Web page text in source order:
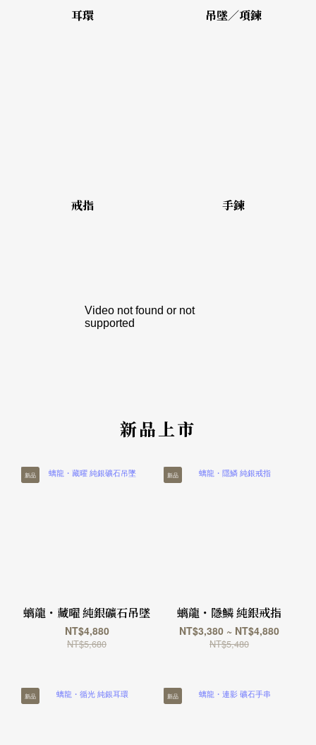
耳環 吊墜／項鍊
戒指 手鍊
新品上市
新品
螭龍・藏曜 純銀礦石吊墜
NT$4,880
NT$5,680
新品
螭龍・隱鱗 純銀戒指
NT$3,380 ~ NT$4,880
NT$5,480
新品 新品